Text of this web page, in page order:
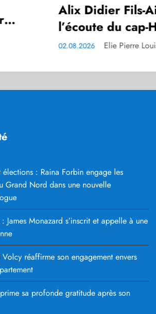
Aimé à
Haitien
Sécurité :
Fils-Aimé
policiers
02.08.2026 Elie
élections : Raina Forbin engage les
Grand Nord dans une nouvelle
James Monazard s’inscrit et appelle à une
réaffirme son engagement envers
sa profonde gratitude après son